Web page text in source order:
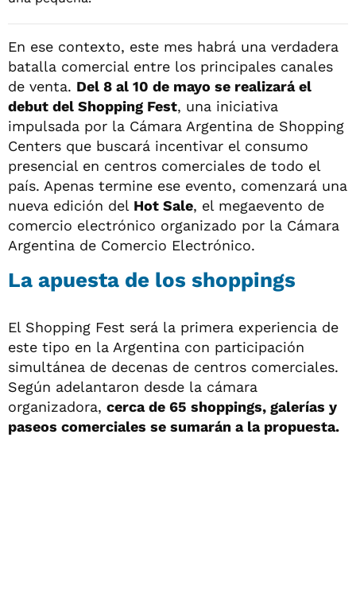
En ese contexto, este mes habrá una verdadera
batalla comercial entre los principales canales
de venta. Del 8 al 10 de mayo se realizará el
debut del Shopping Fest, una iniciativa
impulsada por la Cámara Argentina de Shopping
Centers que buscará incentivar el consumo
presencial en centros comerciales de todo el
país. Apenas termine ese evento, comenzará una
nueva edición del Hot Sale, el megaevento de
comercio electrónico organizado por la Cámara
Argentina de Comercio Electrónico.
La apuesta de los shoppings
El Shopping Fest será la primera experiencia de
este tipo en la Argentina con participación
simultánea de decenas de centros comerciales.
Según adelantaron desde la cámara
organizadora, cerca de 65 shoppings, galerías y
paseos comerciales se sumarán a la propuesta.